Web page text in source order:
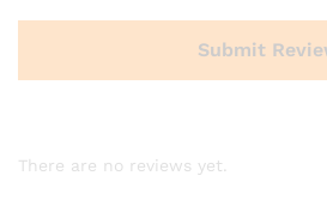
There are no reviews yet.